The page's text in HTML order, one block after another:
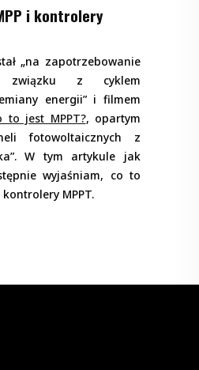
i kontrolery
„na zapotrzebowanie
związku z cyklem
energii” i filmem
to jest MPPT?, opartym
fotowoltaicznych z
W tym artykule jak
wyjaśniam, co to
kontrolery MPPT.